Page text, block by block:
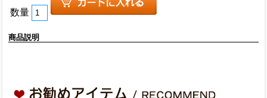
数量
商品説明